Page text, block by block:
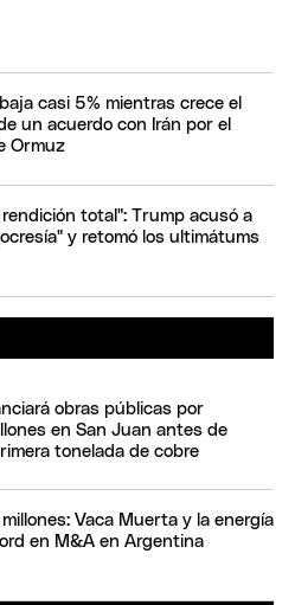
casi 5% mientras crece el
un acuerdo con Irán por el
Ormuz
total": Trump acusó a
y retomó los ultimátums
obras públicas por
en San Juan antes de
tonelada de cobre
Vaca Muerta y la energía
en M&A en Argentina